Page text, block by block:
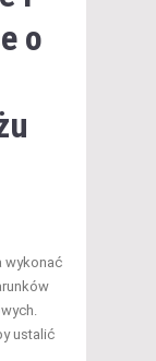
o
wykonać
ustalić